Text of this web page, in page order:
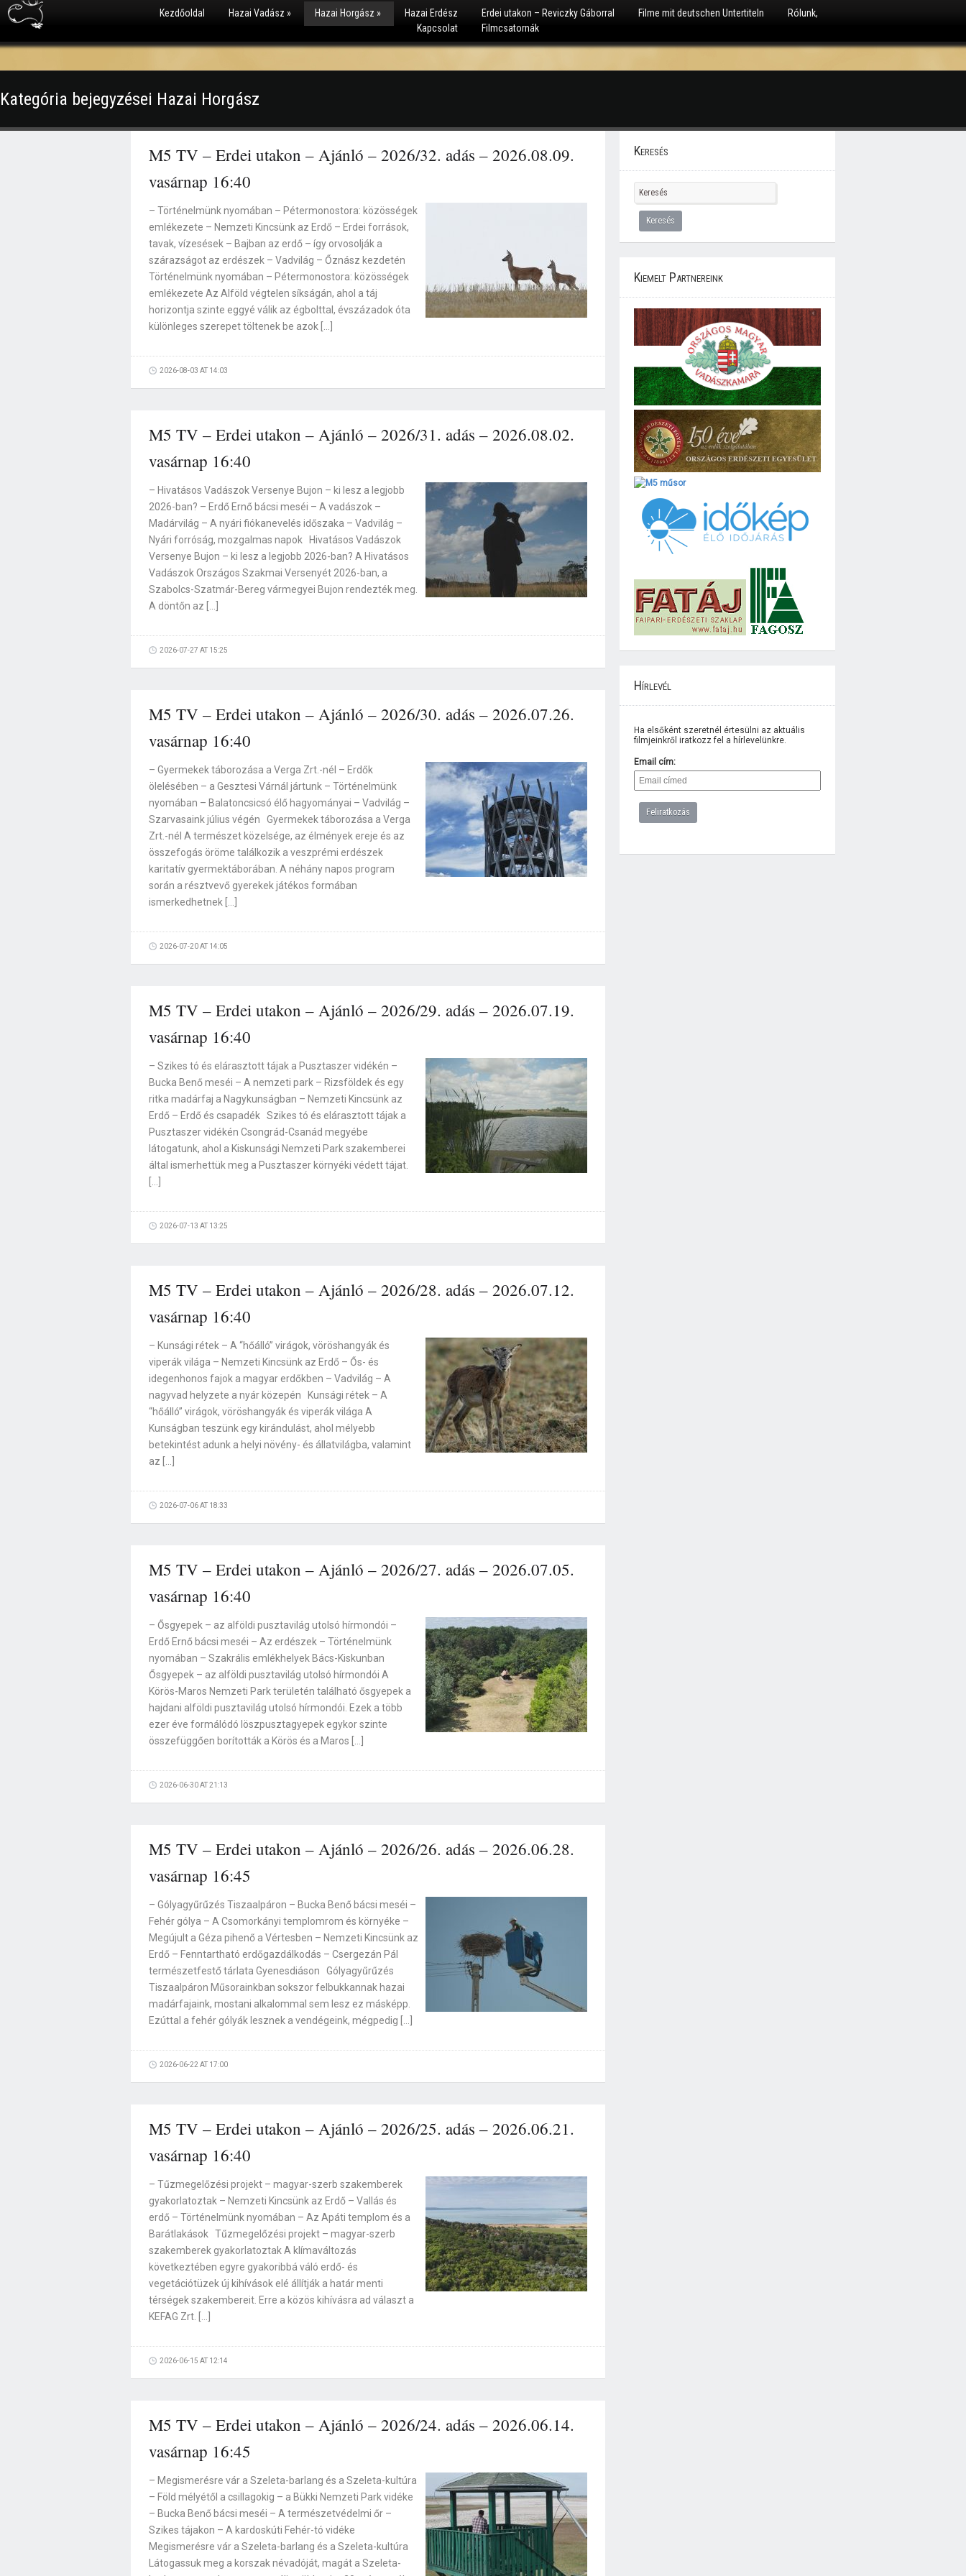
Kezdőoldal Hazai Vadász » Hazai Horgász » Hazai Erdész Erdei utakon – Reviczky Gáborral Filme mit deutschen Untertiteln
Rólunk,
Kapcsolat
Filmcsatornák
Kategória bejegyzései Hazai Horgász
M5 TV – Erdei utakon – Ajánló – 2026/32. adás – 2026.08.09.
vasárnap 16:40
– Történelmünk nyomában – Pétermonostora: közösségek
emlékezete – Nemzeti Kincsünk az Erdő – Erdei források,
tavak, vízesések – Bajban az erdő – így orvosolják a
szárazságot az erdészek – Vadvilág – Őznász kezdetén
Történelmünk nyomában – Pétermonostora: közösségek
emlékezete Az Alföld végtelen síkságán, ahol a táj
horizontja szinte eggyé válik az égbolttal, évszázadok óta
különleges szerepet töltenek be azok […]
2026-08-03 AT 14:03
M5 TV – Erdei utakon – Ajánló – 2026/31. adás – 2026.08.02.
vasárnap 16:40
– Hivatásos Vadászok Versenye Bujon – ki lesz a legjobb
2026-ban? – Erdő Ernő bácsi meséi – A vadászok –
Madárvilág – A nyári fiókanevelés időszaka – Vadvilág –
Nyári forróság, mozgalmas napok Hivatásos Vadászok
Versenye Bujon – ki lesz a legjobb 2026-ban? A Hivatásos
Vadászok Országos Szakmai Versenyét 2026-ban, a
Szabolcs-Szatmár-Bereg vármegyei Bujon rendezték meg.
A döntőn az […]
2026-07-27 AT 15:25
M5 TV – Erdei utakon – Ajánló – 2026/30. adás – 2026.07.26.
vasárnap 16:40
– Gyermekek táborozása a Verga Zrt.-nél – Erdők
ölelésében – a Gesztesi Várnál jártunk – Történelmünk
nyomában – Balatoncsicsó élő hagyományai – Vadvilág –
Szarvasaink július végén Gyermekek táborozása a Verga
Zrt.-nél A természet közelsége, az élmények ereje és az
összefogás öröme találkozik a veszprémi erdészek
karitatív gyermektáborában. A néhány napos program
során a résztvevő gyerekek játékos formában
ismerkedhetnek […]
2026-07-20 AT 14:05
M5 TV – Erdei utakon – Ajánló – 2026/29. adás – 2026.07.19.
vasárnap 16:40
– Szikes tó és elárasztott tájak a Pusztaszer vidékén –
Bucka Benő meséi – A nemzeti park – Rizsföldek és egy
ritka madárfaj a Nagykunságban – Nemzeti Kincsünk az
Erdő – Erdő és csapadék Szikes tó és elárasztott tájak a
Pusztaszer vidékén Csongrád-Csanád megyébe
látogatunk, ahol a Kiskunsági Nemzeti Park szakemberei
által ismerhettük meg a Pusztaszer környéki védett tájat.
2026-07-13 AT 13:25
M5 TV – Erdei utakon – Ajánló – 2026/28. adás – 2026.07.12.
vasárnap 16:40
– Kunsági rétek – A “hőálló” virágok, vöröshangyák és
viperák világa – Nemzeti Kincsünk az Erdő – Ős- és
idegenhonos fajok a magyar erdőkben – Vadvilág – A
nagyvad helyzete a nyár közepén Kunsági rétek – A
“hőálló” virágok, vöröshangyák és viperák világa A
Kunságban teszünk egy kirándulást, ahol mélyebb
betekintést adunk a helyi növény- és állatvilágba, valamint
az […]
2026-07-06 AT 18:33
M5 TV – Erdei utakon – Ajánló – 2026/27. adás – 2026.07.05.
vasárnap 16:40
– Ősgyepek – az alföldi pusztavilág utolsó hírmondói –
Erdő Ernő bácsi meséi – Az erdészek – Történelmünk
nyomában – Szakrális emlékhelyek Bács-Kiskunban
Ősgyepek – az alföldi pusztavilág utolsó hírmondói A
Körös-Maros Nemzeti Park területén található ősgyepek a
hajdani alföldi pusztavilág utolsó hírmondói. Ezek a több
ezer éve formálódó löszpusztagyepek egykor szinte
összefüggően borították a Körös és a Maros […]
2026-06-30 AT 21:13
M5 TV – Erdei utakon – Ajánló – 2026/26. adás – 2026.06.28.
vasárnap 16:45
– Gólyagyűrűzés Tiszaalpáron – Bucka Benő bácsi meséi –
Fehér gólya – A Csomorkányi templomrom és környéke –
Megújult a Géza pihenő a Vértesben – Nemzeti Kincsünk az
Erdő – Fenntartható erdőgazdálkodás – Csergezán Pál
természetfestő tárlata Gyenesdiáson Gólyagyűrűzés
Tiszaalpáron Műsorainkban sokszor felbukkannak hazai
madárfajaink, mostani alkalommal sem lesz ez másképp.
Ezúttal a fehér gólyák lesznek a vendégeink, mégpedig […]
2026-06-22 AT 17:00
M5 TV – Erdei utakon – Ajánló – 2026/25. adás – 2026.06.21.
vasárnap 16:40
– Tűzmegelőzési projekt – magyar-szerb szakemberek
gyakorlatoztak – Nemzeti Kincsünk az Erdő – Vallás és
erdő – Történelmünk nyomában – Az Apáti templom és a
Barátlakások Tűzmegelőzési projekt – magyar-szerb
szakemberek gyakorlatoztak A klímaváltozás
következtében egyre gyakoribbá váló erdő- és
vegetációtüzek új kihívások elé állítják a határ menti
térségek szakembereit. Erre a közös kihívásra ad választ a
KEFAG Zrt. […]
2026-06-15 AT 12:14
M5 TV – Erdei utakon – Ajánló – 2026/24. adás – 2026.06.14.
vasárnap 16:45
– Megismerésre vár a Szeleta-barlang és a Szeleta-kultúra
– Föld mélyétől a csillagokig – a Bükki Nemzeti Park vidéke
– Bucka Benő bácsi meséi – A természetvédelmi őr –
Szikes tájakon – A kardoskúti Fehér-tó vidéke
Megismerésre vár a Szeleta-barlang és a Szeleta-kultúra
Látogassuk meg a korszak névadóját, magát a Szeleta-
Keresés
Kiemelt Partnereink
Hírlevél
Ha elsőként szeretnél értesülni az aktuális
filmjeinkről iratkozz fel a hírlevelünkre.
Email cím: